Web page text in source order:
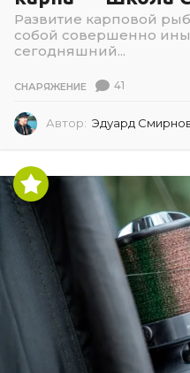
Развитие карповой
собой совершенно
сегодняшний...
СНАРЯЖЕНИЕ 41
Автор: Эдуард